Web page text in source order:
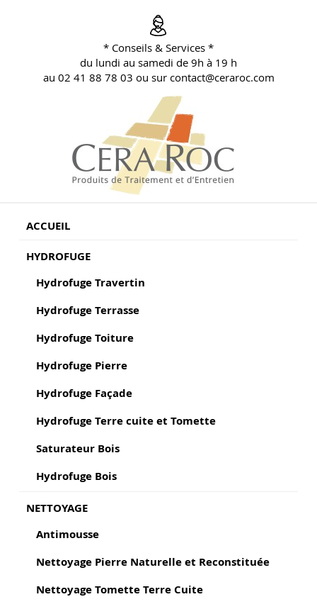
* Conseils & Services *
du lundi au samedi de 9h à 19 h
au 02 41 88 78 03 ou sur contact@ceraroc.com
ACCUEIL
HYDROFUGE
Hydrofuge Travertin
Hydrofuge Terrasse
Hydrofuge Toiture
Hydrofuge Pierre
Hydrofuge Façade
Hydrofuge Terre cuite et Tomette
Saturateur Bois
Hydrofuge Bois
NETTOYAGE
Antimousse
Nettoyage Pierre Naturelle et Reconstituée
Nettoyage Tomette Terre Cuite